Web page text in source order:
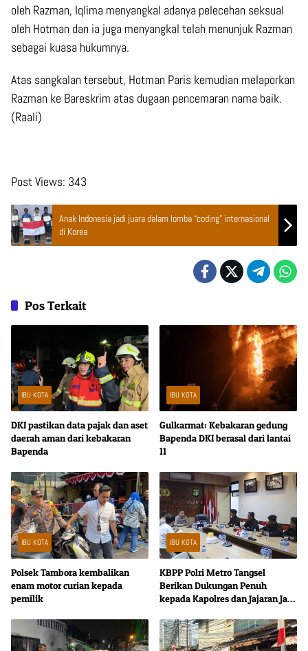
oleh Razman, Iqlima menyangkal adanya pelecehan seksual
oleh Hotman dan ia juga menyangkal telah menunjuk Razman
sebagai kuasa hukumnya.
Atas sangkalan tersebut, Hotman Paris kemudian melaporkan
Razman ke Bareskrim atas dugaan pencemaran nama baik.
(Raali)
Post Views: 343
Anak Indonesia jadi juara dalam lomba “coding” internasional
di Korea
Pos Terkait
IBU KOTA
DKI pastikan data pajak dan aset
daerah aman dari kebakaran
Bapenda
IBU KOTA
Gulkarmat: Kebakaran gedung
Bapenda DKI berasal dari lantai
11
IBU KOTA
Polsek Tambora kembalikan
enam motor curian kepada
pemilik
IBU KOTA
KBPP Polri Metro Tangsel
Berikan Dukungan Penuh
kepada Kapolres dan Jajaran Jaga